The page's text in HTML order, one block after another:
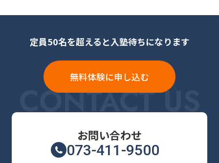
定員50名を超えると入塾待ちになります
無料体験に申し込む
CONTACT US
お問い合わせ
073-411-9500